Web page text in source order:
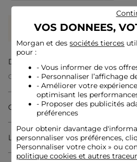
Gagnez39 coeurs grâce à ce
Connectez-vous ou inscrivez-vous
Description
Cette robe courte séduit par son
un charme rétro résolument
bouffantes ajoutent une note féminine
que sa coupe fluide met en valeur la
Idéale pour sublimer les jambes,
moderne dans toute sa simplicité.
Robe courte
Fluide
Composition & Entretien
Livraison & Retour
VOS DONNEES,
Morgan et dessociétés tierces
pour :
- Vous informer de vos
- Personnaliser l’affichage
- Améliorer votre
optimisant les
- Proposer des publicités
préférences
Pour obtenir davantage
personnaliser vos préférences,
Personnaliser votre choix » ou
politique cookies et autres